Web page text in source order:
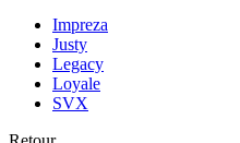
Impreza
Justy
Legacy
Loyale
SVX